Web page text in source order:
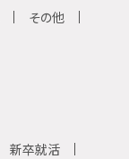
その他
新卒就活